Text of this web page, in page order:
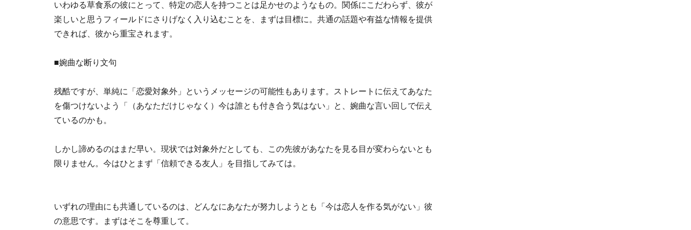
いわゆる草食系の彼にとって、特定の恋人を持つことは足かせのようなもの。関係にこだわらず、彼が
楽しいと思うフィールドにさりげなく入り込むことを、まずは目標に。共通の話題や有益な情報を提供
できれば、彼から重宝されます。
■婉曲な断り文句
残酷ですが、単純に「恋愛対象外」というメッセージの可能性もあります。ストレートに伝えてあなた
を傷つけないよう「（あなただけじゃなく）今は誰とも付き合う気はない」と、婉曲な言い回しで伝え
ているのかも。
しかし諦めるのはまだ早い。現状では対象外だとしても、この先彼があなたを見る目が変わらないとも
限りません。今はひとまず「信頼できる友人」を目指してみては。
いずれの理由にも共通しているのは、どんなにあなたが努力しようとも「今は恋人を作る気がない」彼
の意思です。まずはそこを尊重して。